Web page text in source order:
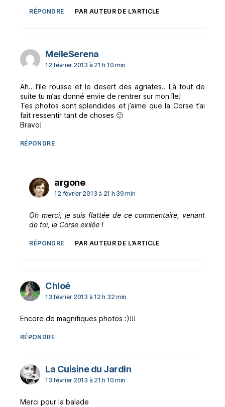
RÉPONDRE PAR AUTEUR DE L’ARTICLE
MelleSerenadit :
12 février 2013 à 21 h 10 min
Ah.. l’île rousse et le desert des agriates.. Là tout de
suite tu m’as donné envie de rentrer sur mon île!
Tes photos sont splendides et j’aime que la Corse t’ai
fait ressentir tant de choses 🙂
Bravo!
RÉPONDRE
argonedit :
12 février 2013 à 21 h 39 min
Oh merci, je suis flattée de ce commentaire, venant
de toi, la Corse exilée !
RÉPONDRE PAR AUTEUR DE L’ARTICLE
Chloédit :
13 février 2013 à 12 h 32 min
Encore de magnifiques photos :)!!!
RÉPONDRE
La Cuisine du Jardindit :
13 février 2013 à 21 h 10 min
Merci pour la balade